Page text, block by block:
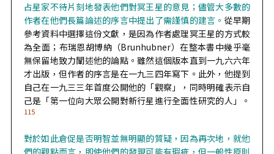
占星家不待片刻地發表他們對冥王星的意見；儘管大多數的
作者在他們長篇論述的序言中提出了需謹慎的建言。 從早期
參考資料中選擇這份文獻，是因為作者處理冥王星的方式較
為全面；布瑞恩胡博納（Brunhubner）在整本書中幾乎毫
無保留地致力闡述他的論點。雖然這個版本直到一九六六年
才出版，但作者的序言是在一九三四年寫下。此外，他提到
自己在一九三三年首度公開他的「觀察」，同時明確表示自
己是「第一位向大眾公開對新行星進行全面性研究的人」。
115
對於如此倉促是否明智並無明顯的質疑，因為再次地，就他
們的觀點而言，即使他們的發現可能有瑕疵，但一般性原則